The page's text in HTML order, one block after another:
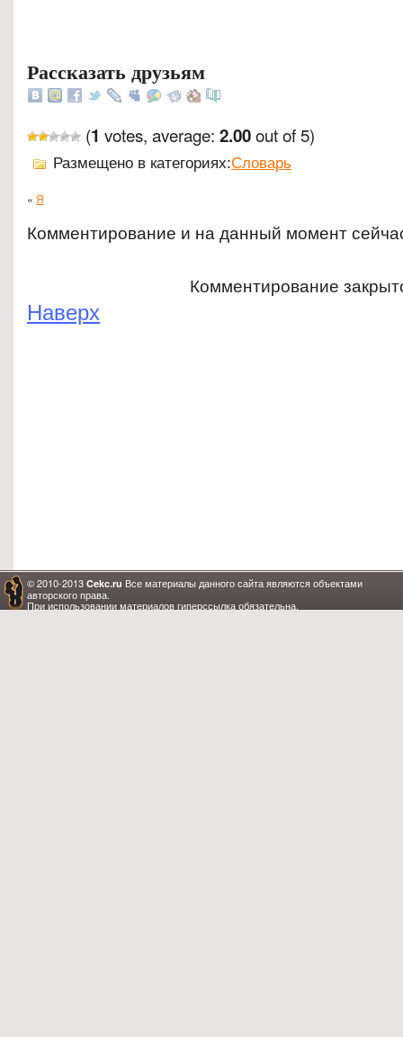
Рассказать друзьям
(1 votes, average: 2.00out of 5)
Размещено в категориях:Словарь
« Я
Комментирование и на данный момент
Комментирование
Наверх
© 2010-2013 Cekc.ru Все материалы данного сайта являются объектами
авторского права.
При использовании материалов гиперссылка обязательна.